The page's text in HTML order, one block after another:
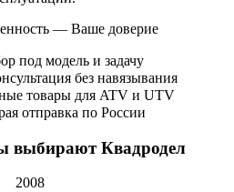
— Ваше доверие
под модель и задачу
без навязывания
товары для ATV и UTV
отправка по России
выбирают Квадродел
2008